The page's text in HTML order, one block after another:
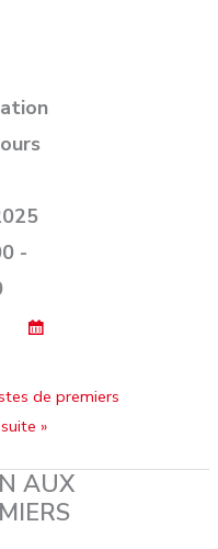
-
de premiers
»
AUX